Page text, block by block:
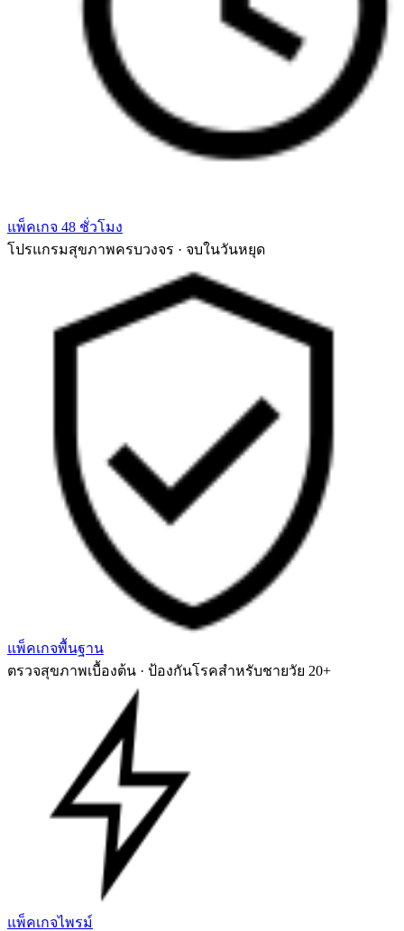
แพ็คเกจ 48 ชั่วโมง
โปรแกรมสุขภาพครบวงจร · จบในวันหยุด
แพ็คเกจพื้นฐาน
ตรวจสุขภาพเบื้องต้น · ป้องกันโรคสำหรับชายวัย 20+
แพ็คเกจไพรม์